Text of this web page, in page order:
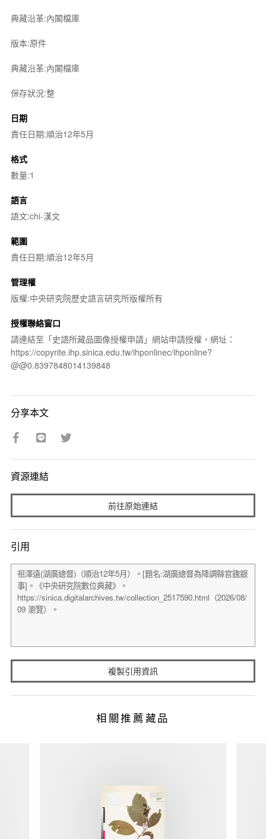
典藏沿革:內閣檔庫
版本:原件
典藏沿革:內閣檔庫
保存狀況:整
日期
責任日期:順治12年5月
格式
數量:1
語言
語文:chi-漢文
範圍
責任日期:順治12年5月
管理權
版權:中央研究院歷史語言研究所版權所有
授權聯絡窗口
請連結至「史語所藏品圖像授權申請」網站申請授權，網址：
https://copyrite.ihp.sinica.edu.tw/ihponlinec/ihponline?
@@0.8397848014139848
分享本文
資源連結
前往原始連結
引用
複製引用資訊
相關推薦藏品